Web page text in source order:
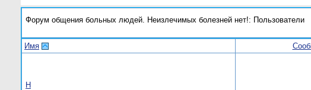
Форум общения больных людей. Неизлечимых болезней нет!: Пользователи
Имя
H